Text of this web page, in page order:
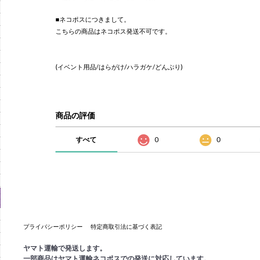
■ネコポスにつきまして。
こちらの商品はネコポス発送不可です。
(イベント用品/はらがけ/ハラガケ/どんぶり)
商品の評価
すべて 0 0
プライバシーポリシー 特定商取引法に基づく表記
ヤマト運輸で発送します。
一部商品はヤマト運輸ネコポスでの発送に対応しています。